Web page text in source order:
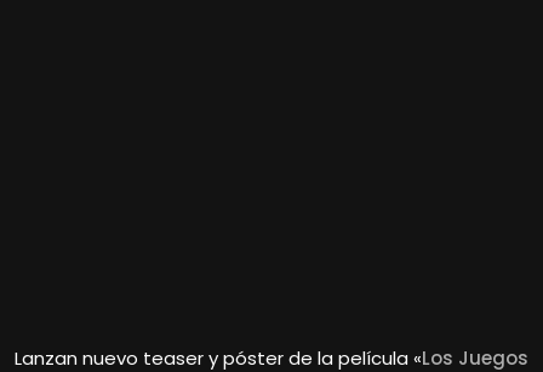
Lanzan nuevo teaser y póster de la película «Los Juegos